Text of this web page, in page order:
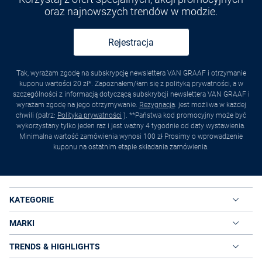
oraz najnowszych trendów w modzie.
Rejestracja
Tak, wyrażam zgodę na subskrypcję newslettera VAN GRAAF i otrzymanie
kuponu wartości 20 zł*. Zapoznałem/łam się z polityką prywatności, a w
szczególności z informacją dotyczącą subskrybcji newslettera VAN GRAAF i
wyrażam zgodę na jego otrzymywanie. Rezygnacja. jest możliwa w każdej
chwili (patrz: Polityka prywatności ). **Państwa kod promocyjny może być
wykorzystany tylko jeden raz i jest ważny 4 tygodnie od daty wystawienia.
Minimalna wartość zamówienia wynosi 100 zł Prosimy o wprowadzenie
kuponu na ostatnim etapie składania zamówienia.
KATEGORIE
MARKI
TRENDS & HIGHLIGHTS